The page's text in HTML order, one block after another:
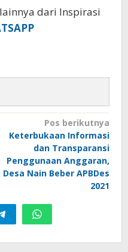
dari Inspirasi
Pos berikutnya
Keterbukaan Informasi
dan Transparansi
Penggunaan Anggaran,
Desa Nain Beber APBDes
2021